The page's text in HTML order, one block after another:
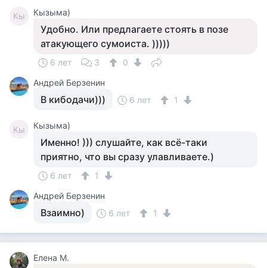
Кы Кызыма)
Удобно. Или предлагаете стоять в позе
атакующего сумоиста. )))))
6 лет 3
0
Андрей Берзенин
В кибодачи))) 6 лет 1
Кы Кызыма)
Именно! ))) слушайте, как всё-таки
приятно, что вы сразу улавливаете.)
6 лет
1
Андрей Берзенин
Взаимно) 6 лет 1
Елена М.